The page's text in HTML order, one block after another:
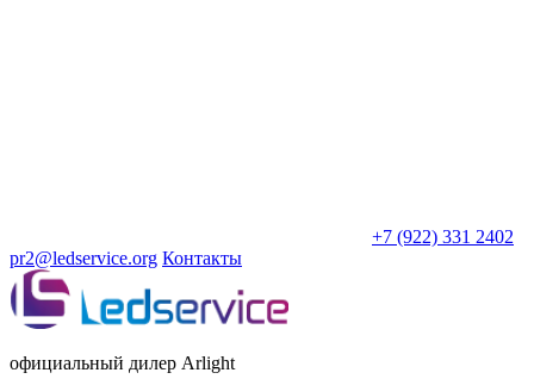
+7 (922) 331 2402
pr2@ledservice.org Контакты
официальный дилер Arlight